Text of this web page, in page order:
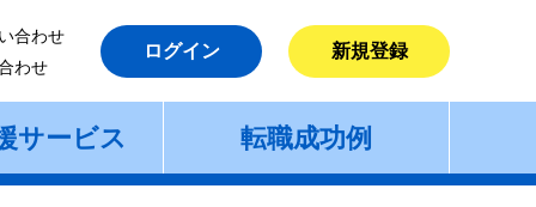
合わせ
わせ
ログイン 新規登録
サービス 転職成功例